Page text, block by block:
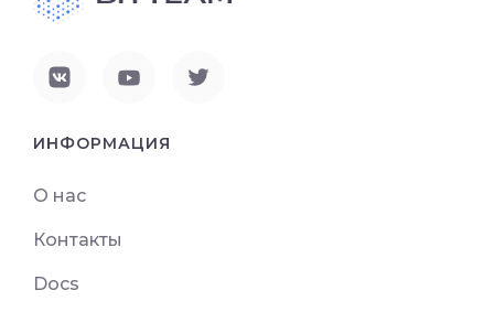
ИНФОРМАЦИЯ
О нас
Контакты
Docs